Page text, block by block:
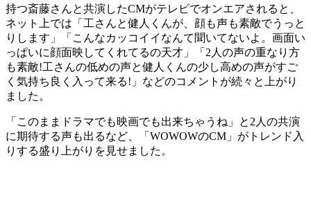
持つ斎藤さんと共演したCMがテレビでオンエアされると、
ネット上では「工さんと健人くんが、顔も声も素敵でうっと
りします」「こんなカッコイイなんて聞いてないよ。画面い
っぱいに顔面映してくれてるの天才」「2人の声の重なり方
も素敵!工さんの低めの声と健人くんの少し高めの声がすご
く気持ち良く入って来る!」などのコメントが続々と上がり
ました。
「このままドラマでも映画でも出来ちゃうね」と2人の共演
に期待する声も出るなど、「WOWOWのCM」がトレンド入
りする盛り上がりを見せました。